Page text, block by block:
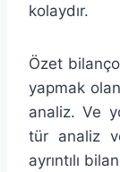
kolaydır.
Özet
yapmak
analiz. Ve
tür analiz
ayrıntılı